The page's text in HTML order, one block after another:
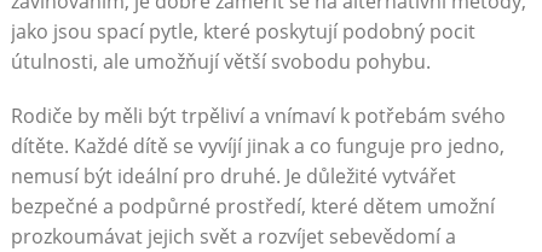
jako jsou spací pytle, které poskytují podobný pocit
útulnosti, ale umožňují větší svobodu pohybu.
Rodiče by měli být trpěliví a vnímaví k potřebám svého
dítěte. Každé dítě se vyvíjí jinak a co funguje pro jedno,
nemusí být ideální pro druhé. Je důležité vytvářet
bezpečné a podpůrné prostředí, které dětem umožní
prozkoumávat jejich svět a rozvíjet sebevědomí a